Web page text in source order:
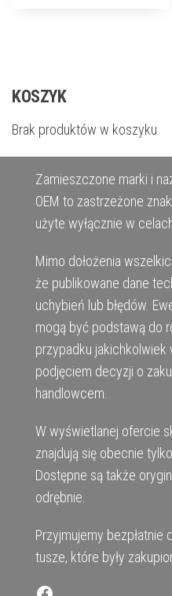
KOSZYK
Brak produktów w koszyku.
Zamieszczone marki i
OEM to zastrzeżone
użyte wyłącznie w
Mimo dołożenia
że publikowane dane
uchybień lub błędów.
mogą być podstawą do
przypadku
podjęciem decyzji o
handlowcem.
W wyświetlanej ofercie
znajdują się obecnie
Dostępne są także
odrębnie.
Przyjmujemy bezpłatnie
tusze, które były